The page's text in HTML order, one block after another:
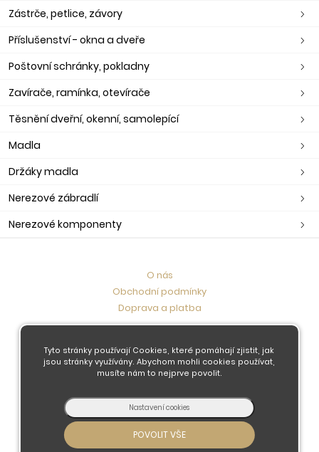
Zástrče, petlice, závory
Příslušenství - okna a dveře
Poštovní schránky, pokladny
Zavírače, ramínka, otevírače
Těsnění dveřní, okenní, samolepící
Madla
Držáky madla
Nerezové zábradlí
Nerezové komponenty
O nás
Obchodní podmínky
Doprava a platba
Kontaktujte nás
© 2026 - Developed by Insions.r.o. & Liberec
Tyto stránky používají Cookies, které pomáhají zjistit, jak
jsou stránky využívány. Abychom mohli cookies používat,
musíte nám to nejprve povolit.